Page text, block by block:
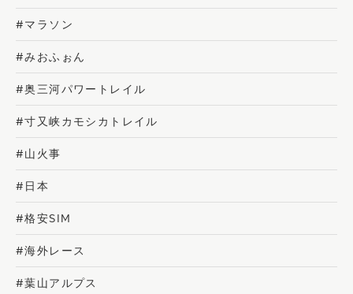
#マラソン
#みおふぉん
#奥三河パワートレイル
#寸又峡カモシカトレイル
#山火事
#日本
#格安SIM
#海外レース
#葉山アルプス